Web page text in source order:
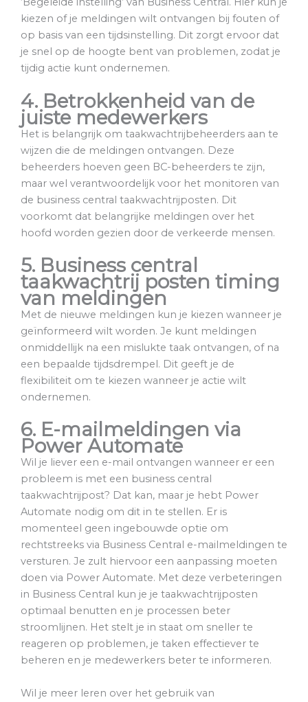
kiezen of je meldingen wilt ontvangen bij fouten of
op basis van een tijdsinstelling. Dit zorgt ervoor dat
je snel op de hoogte bent van problemen, zodat je
tijdig actie kunt ondernemen.
4. Betrokkenheid van de
juiste medewerkers
Het is belangrijk om taakwachtrijbeheerders aan te
wijzen die de meldingen ontvangen. Deze
beheerders hoeven geen BC-beheerders te zijn,
maar wel verantwoordelijk voor het monitoren van
de business central taakwachtrijposten. Dit
voorkomt dat belangrijke meldingen over het
hoofd worden gezien door de verkeerde mensen.
5. Business central
taakwachtrij posten timing
van meldingen
Met de nieuwe meldingen kun je kiezen wanneer je
geïnformeerd wilt worden. Je kunt meldingen
onmiddellijk na een mislukte taak ontvangen, of na
een bepaalde tijdsdrempel. Dit geeft je de
flexibiliteit om te kiezen wanneer je actie wilt
ondernemen.
6. E-mailmeldingen via
Power Automate
Wil je liever een e-mail ontvangen wanneer er een
probleem is met een business central
taakwachtrijpost? Dat kan, maar je hebt Power
Automate nodig om dit in te stellen. Er is
momenteel geen ingebouwde optie om
rechtstreeks via Business Central e-mailmeldingen te
versturen. Je zult hiervoor een aanpassing moeten
doen via Power Automate. Met deze verbeteringen
in Business Central kun je je taakwachtrijposten
optimaal benutten en je processen beter
stroomlijnen. Het stelt je in staat om sneller te
reageren op problemen, je taken effectiever te
beheren en je medewerkers beter te informeren.
Wil je meer leren over het gebruik van